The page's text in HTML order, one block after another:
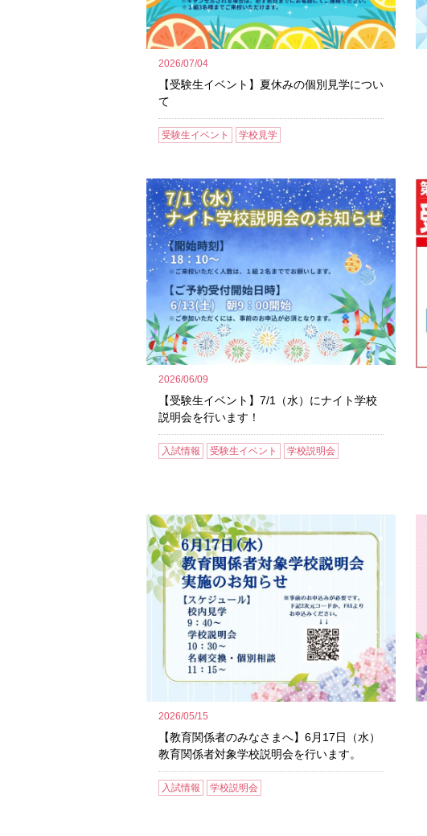
2026/07/04
【受験生イベント】夏休みの個別見学につい
て
受験生イベント 学校見学
2026/06/09
【受験生イベント】7/1（水）にナイト学校
説明会を行います！
入試情報 受験生イベント 学校説明会
2026/05/15
【教育関係者のみなさまへ】6月17日（水）
教育関係者対象学校説明会を行います。
入試情報 学校説明会